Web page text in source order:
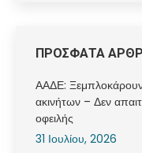
ΠΡΟΣΦΑΤΑ
ΑΑΔΕ: Ξεμπλοκάρουν
ακινήτων – Δεν
οφειλής
31 Ιουλίου, 2026